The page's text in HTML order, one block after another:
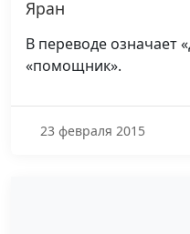
Яран
В переводе означает
«помощник».
23 февраля 2015